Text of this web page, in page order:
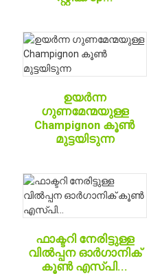
ഉയർന്ന
ഗുണമേന്മയുള്ള
Champignon കൂൺ
മുട്ടയിടുന്ന
ഫാക്ടറി നേരിട്ടുള്ള
വിൽപ്പന ഓർഗാനിക്
കൂൺ എസ്പി...